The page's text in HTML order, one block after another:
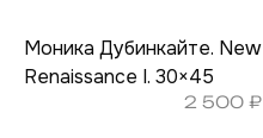
Моника Дубинкайте. New
Renaissance I. 30×45
2 500 ₽